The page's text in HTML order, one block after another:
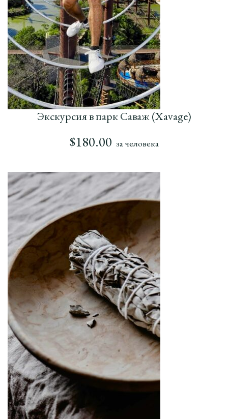
Экскурсия в парк Саваж (Xavage)
$180.00 за человека